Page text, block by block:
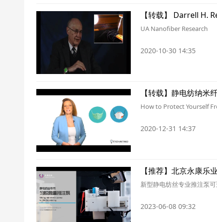
【转载】 Darrell H.
UA Nanofiber Research
2020-10-30 14:35
【转载】静电纺纳米
How to Protect Yourself
2020-12-31 14:37
【推荐】北京永康乐
新型静电纺丝专业推注泵
2023-06-08 09:32